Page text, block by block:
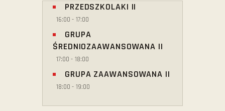
PRZEDSZKOLAKI II
16:00 - 17:00
GRUPA
ŚREDNIOZAAWANSOWANA II
17:00 - 18:00
GRUPA ZAAWANSOWANA II
18:00 - 19:00